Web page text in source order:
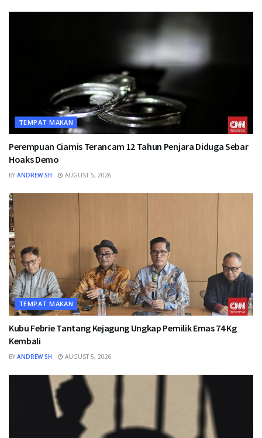
TEMPAT MAKAN
Perempuan Ciamis Terancam 12 Tahun Penjara Diduga Sebar
Hoaks Demo
BY ANDREW SH AUGUST 5, 2026
TEMPAT MAKAN
Kubu Febrie Tantang Kejagung Ungkap Pemilik Emas 74 Kg
Kembali
BY ANDREW SH AUGUST 5, 2026